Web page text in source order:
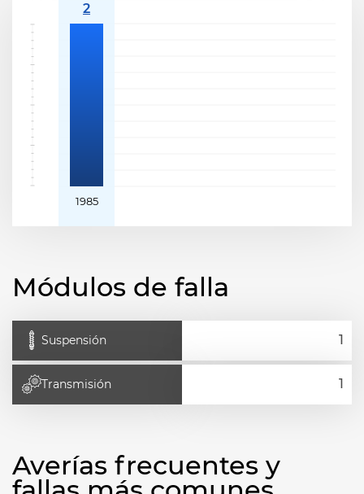
1985
Módulos de falla
Suspensión
Transmisión
Averías frecuentes y